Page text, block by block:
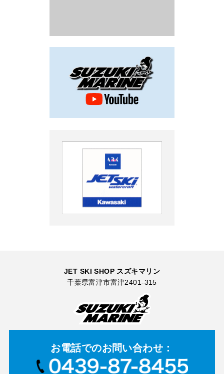
JET SKI SHOP スズキマリン
千葉県富津市富津2401-315
お電話でのお問い合わせ：